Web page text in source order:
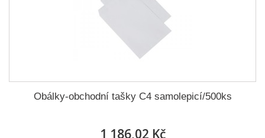
Obálky-obchodní tašky C4 samolepicí/500ks
1 186,02 Kč